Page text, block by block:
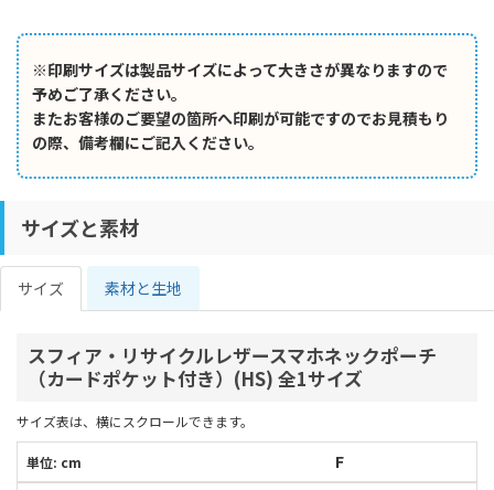
※印刷サイズは製品サイズによって大きさが異なりますので
予めご了承ください。
またお客様のご要望の箇所へ印刷が可能ですのでお見積もり
の際、備考欄にご記入ください。
サイズと素材
サイズ 素材と生地
スフィア・リサイクルレザースマホネックポーチ
（カードポケット付き）(HS) 全1サイズ
サイズ表は、横にスクロールできます。
単位: cm
F